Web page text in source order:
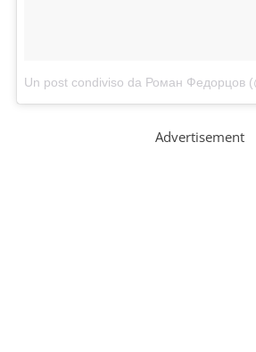
Un post condiviso da Роман Федорцов
Advertisement